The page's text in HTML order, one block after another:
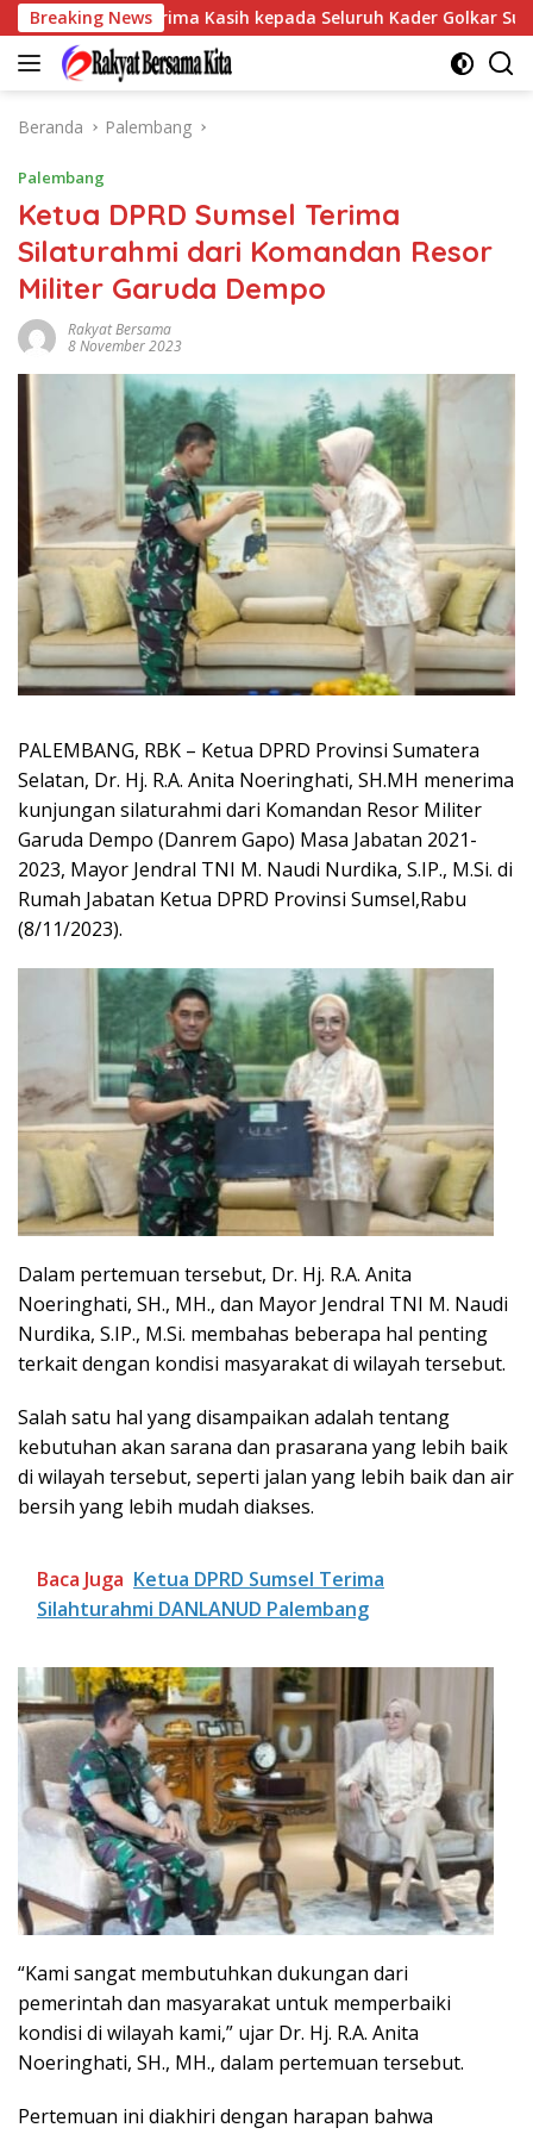
Langsung
ke
konten
Breaking News
Terima Kasih kepada Seluruh Kader Golkar Sumsel
Beranda Palembang
Palembang
Ketua DPRD Sumsel Terima
Silaturahmi dari Komandan Resor
Militer Garuda Dempo
Rakyat Bersama
8 November 2023
PALEMBANG, RBK – Ketua DPRD Provinsi Sumatera
Selatan, Dr. Hj. R.A. Anita Noeringhati, SH.MH menerima
kunjungan silaturahmi dari Komandan Resor Militer
Garuda Dempo (Danrem Gapo) Masa Jabatan 2021-
2023, Mayor Jendral TNI M. Naudi Nurdika, S.IP., M.Si. di
Rumah Jabatan Ketua DPRD Provinsi Sumsel,Rabu
(8/11/2023).
Dalam pertemuan tersebut, Dr. Hj. R.A. Anita
Noeringhati, SH., MH., dan Mayor Jendral TNI M. Naudi
Nurdika, S.IP., M.Si. membahas beberapa hal penting
terkait dengan kondisi masyarakat di wilayah tersebut.
Salah satu hal yang disampaikan adalah tentang
kebutuhan akan sarana dan prasarana yang lebih baik
di wilayah tersebut, seperti jalan yang lebih baik dan air
bersih yang lebih mudah diakses.
Baca Juga Ketua DPRD Sumsel Terima
Silahturahmi DANLANUD Palembang
“Kami sangat membutuhkan dukungan dari
pemerintah dan masyarakat untuk memperbaiki
kondisi di wilayah kami,” ujar Dr. Hj. R.A. Anita
Noeringhati, SH., MH., dalam pertemuan tersebut.
Pertemuan ini diakhiri dengan harapan bahwa